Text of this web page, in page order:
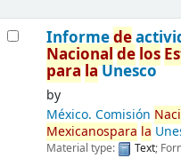
Informede
Nacionalde los
paralaUnesco
by
México. Comisión
Mexicanospara la
Material type: Text;